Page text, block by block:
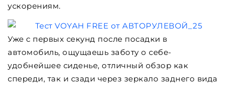
ускорениям.
Уже с первых секунд после посадки в
автомобиль, ощущаешь заботу о себе-
удобнейшее сиденье, отличный обзор как
спереди, так и сзади через зеркало заднего вида